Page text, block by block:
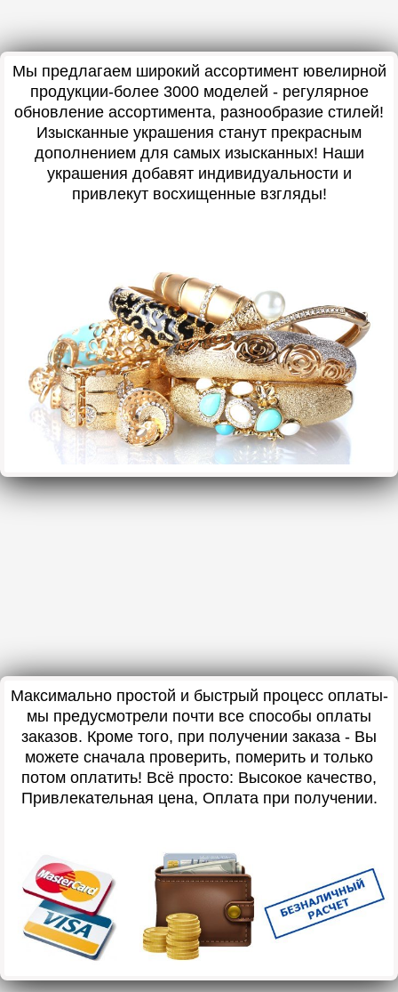
Мы предлагаем широкий ассортимент ювелирной
продукции-более 3000 моделей - регулярное
обновление ассортимента, разнообразие стилей!
Изысканные украшения станут прекрасным
дополнением для самых изысканных! Наши
украшения добавят индивидуальности и
привлекут восхищенные взгляды!
Максимально простой и быстрый процесс оплаты-
мы предусмотрели почти все способы оплаты
заказов. Кроме того, при получении заказа - Вы
можете сначала проверить, померить и только
потом оплатить! Всё просто: Высокое качество,
Привлекательная цена, Оплата при получении.